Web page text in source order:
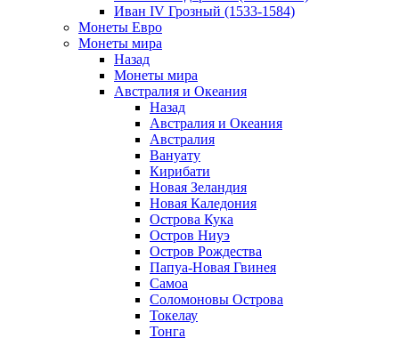
Иван IV Грозный (1533-1584)
Монеты Евро
Монеты мира
Назад
Монеты мира
Австралия и Океания
Назад
Австралия и Океания
Австралия
Вануату
Кирибати
Новая Зеландия
Новая Каледония
Острова Кука
Остров Ниуэ
Остров Рождества
Папуа-Новая Гвинея
Самоа
Соломоновы Острова
Токелау
Тонга